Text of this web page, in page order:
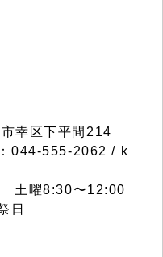
幸区下平間214
044-555-2062 / k
土曜8:30〜12:00
日